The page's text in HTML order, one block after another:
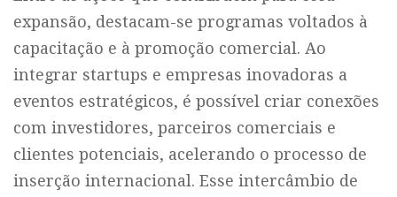
expansão, destacam-se programas voltados à
capacitação e à promoção comercial. Ao
integrar startups e empresas inovadoras a
eventos estratégicos, é possível criar conexões
com investidores, parceiros comerciais e
clientes potenciais, acelerando o processo de
inserção internacional. Esse intercâmbio de